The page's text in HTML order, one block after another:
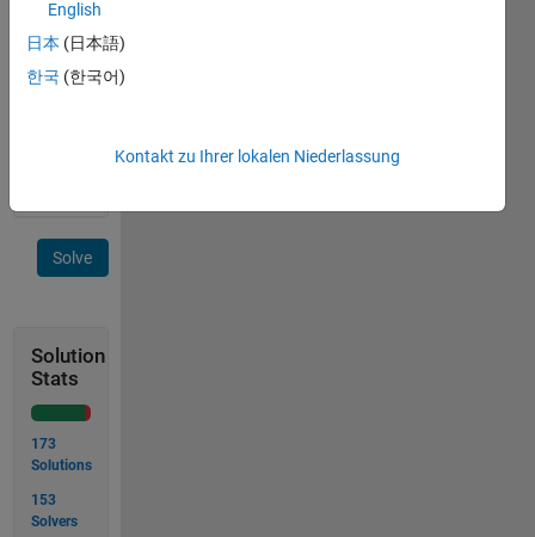
inputx
old) >>>
Solve
Solution
Stats
173
Solutions
153
Solvers
English
日本 (日本語)
한국 (한국어)
Kontakt zu Ihrer lokalen Niederlassung